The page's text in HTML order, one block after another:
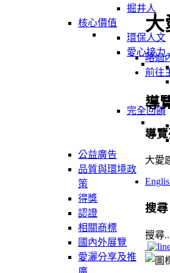
掘井人
核心價值
環保人文
愛心接力
完全回饋
公益廣告
品質與環境政
策
得獎
認證
相關商標
國內外展覽
愛灑分享及推
大
略過
前往
導
導
大愛
搜尋
搜尋